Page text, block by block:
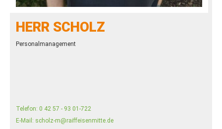
HERR SCHOLZ
Personalmanagement
Telefon: 0 42 57 - 93 01-722
E-Mail: scholz-m@raiffeisenmitte.de